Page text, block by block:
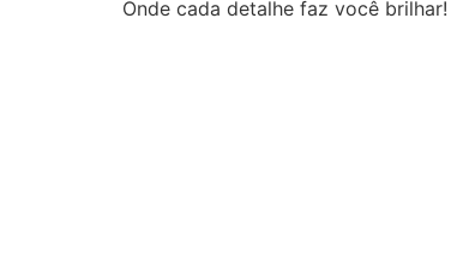
Onde cada detalhe faz você brilhar!